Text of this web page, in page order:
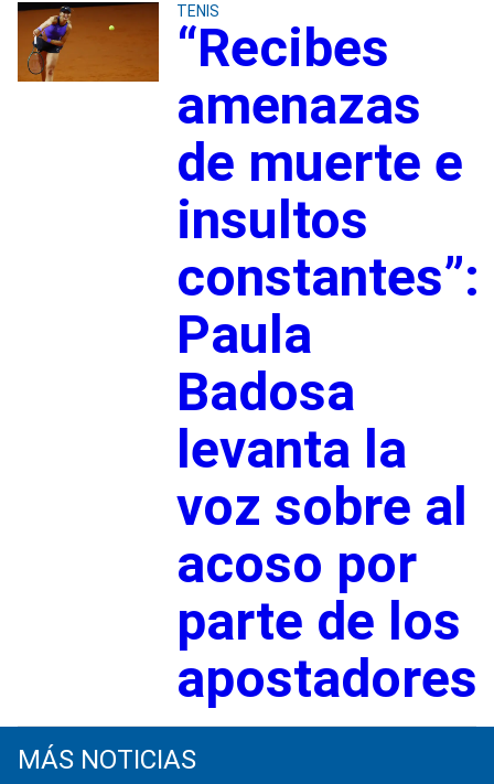
TENIS
“Recibes
amenazas
de muerte e
insultos
constantes”:
Paula
Badosa
levanta la
voz sobre al
acoso por
parte de los
apostadores
MÁS NOTICIAS